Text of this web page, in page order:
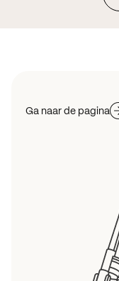
Ga naar de pagina